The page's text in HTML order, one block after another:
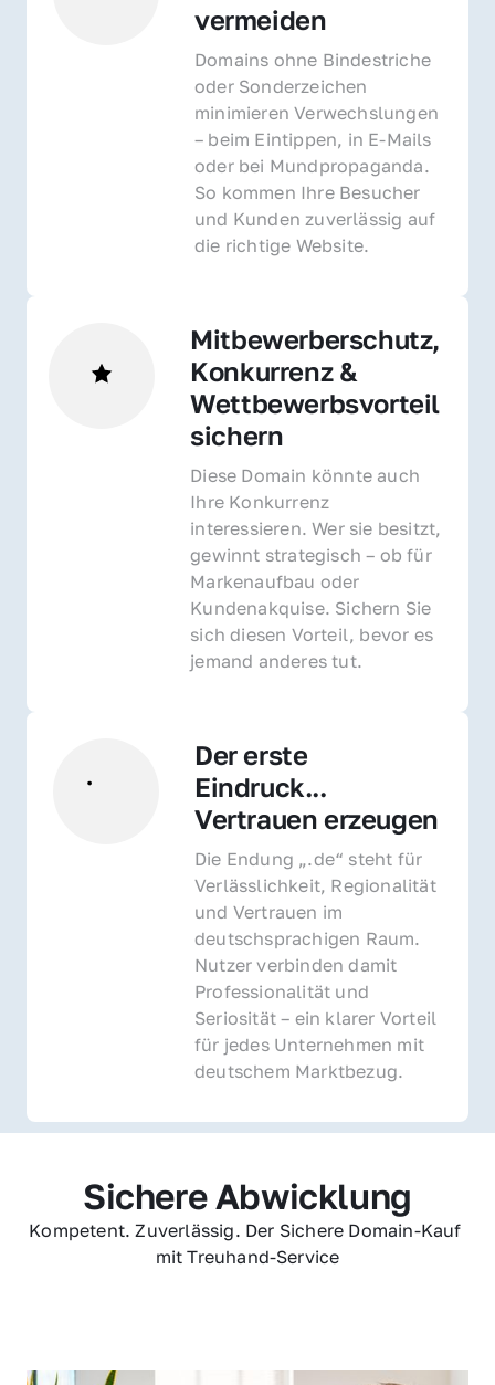
vermeiden
Domains ohne Bindestriche
oder Sonderzeichen
minimieren Verwechslungen
– beim Eintippen, in E-Mails
oder bei Mundpropaganda.
So kommen Ihre Besucher
und Kunden zuverlässig auf
die richtige Website.
Mitbewerberschutz,
Konkurrenz &
Wettbewerbsvorteil
sichern
Diese Domain könnte auch
Ihre Konkurrenz
interessieren. Wer sie besitzt,
gewinnt strategisch – ob für
Markenaufbau oder
Kundenakquise. Sichern Sie
sich diesen Vorteil, bevor es
jemand anderes tut.
Der erste
Eindruck...
Vertrauen erzeugen
Die Endung „.de“ steht für
Verlässlichkeit, Regionalität
und Vertrauen im
deutschsprachigen Raum.
Nutzer verbinden damit
Professionalität und
Seriosität – ein klarer Vorteil
für jedes Unternehmen mit
deutschem Marktbezug.
Sichere Abwicklung
Kompetent. Zuverlässig. Der Sichere Domain-Kauf
mit Treuhand-Service